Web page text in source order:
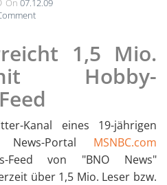
On 07.12.09
1,5 Mio.
Hobby-
Kanal eines 19-jährigen
Portal MSNBC.com
Feed von "BNO News"
über 1,5 Mio. Leser bzw.